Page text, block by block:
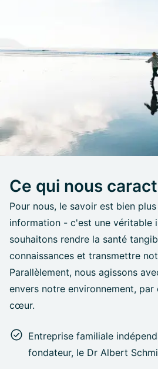
Ce qui nous
Pour nous, le savoir est bien
information - c'est une véritable
souhaitons rendre la santé
connaissances et transmettre
Parallèlement, nous agissons
envers notre environnement,
cœur.
Entreprise familiale
fondateur, le Dr Albert